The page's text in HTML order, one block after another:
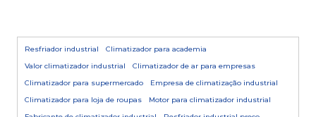
Resfriador industrial
Climatizador para academia
Valor climatizador industrial
Climatizador de ar para empresas
Climatizador para supermercado
Empresa de climatização industrial
Climatizador para loja de roupas
Motor para climatizador industrial